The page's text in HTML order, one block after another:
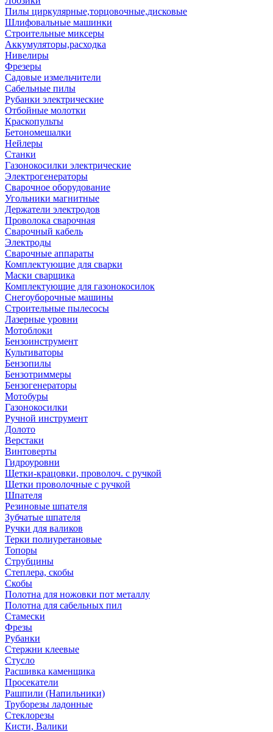
Пилы циркулярные,торцовочные,дисковые
Шлифовальные машинки
Строительные миксеры
Аккумуляторы,расходка
Нивелиры
Фрезеры
Садовые измельчители
Сабельные пилы
Рубанки электрические
Отбойные молотки
Краскопульты
Бетономешалки
Нейлеры
Станки
Газонокосилки электрические
Электрогенераторы
Сварочное оборудование
Угольники магнитные
Держатели электродов
Проволока сварочная
Сварочный кабель
Электроды
Сварочные аппараты
Комплектующие для сварки
Маски сварщика
Комплектующие для газонокосилок
Снегоуборочные машины
Строительные пылесосы
Лазерные уровни
Мотоблоки
Бензоинструмент
Культиваторы
Бензопилы
Бензотриммеры
Бензогенераторы
Мотобуры
Газонокосилки
Ручной инструмент
Долото
Верстаки
Винтоверты
Гидроуровни
Щетки-крацовки, проволоч. с ручкой
Щетки проволочные с ручкой
Шпателя
Резиновые шпателя
Зубчатые шпателя
Ручки для валиков
Терки полиуретановые
Топоры
Струбцины
Степлера, скобы
Скобы
Полотна для ножовки пот металлу
Полотна для сабельных пил
Стамески
Фрезы
Рубанки
Стержни клеевые
Стусло
Расшивка каменщика
Просекатели
Рашпили (Напильники)
Труборезы ладонные
Стеклорезы
Кисти, Валики